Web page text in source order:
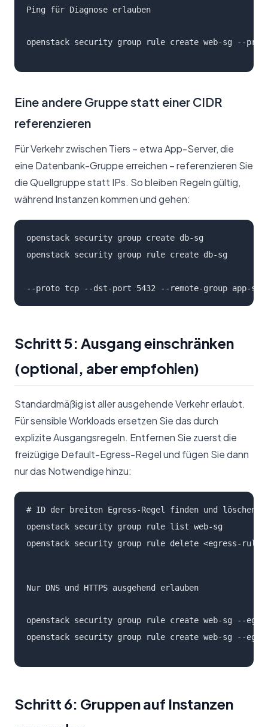
Ping für Diagnose erlauben
openstack security group rule create web-sg --
Eine andere Gruppe statt einer CIDR
referenzieren
Für Verkehr zwischen Tiers – etwa App-Server, die
eine Datenbank-Gruppe erreichen – referenzieren Sie
die Quellgruppe statt IPs. So bleiben Regeln gültig,
während Instanzen kommen und gehen:
openstack security group create db-sg
openstack security group rule create db-sg
--proto tcp --dst-port 5432 --remote-group app-sg
Schritt 5: Ausgang einschränken
(optional, aber empfohlen)
Standardmäßig ist aller ausgehende Verkehr erlaubt.
Für sensible Workloads ersetzen Sie das durch
explizite Ausgangsregeln. Entfernen Sie zuerst die
freizügige Default-Egress-Regel und fügen Sie dann
nur das Notwendige hinzu:
# ID der breiten Egress-Regel finden und löschen
openstack security group rule list web-sg
openstack security group rule delete <egress-rule-
Nur DNS und HTTPS ausgehend erlauben
openstack security group rule create web-sg --
openstack security group rule create web-sg --
Schritt 6: Gruppen auf Instanzen